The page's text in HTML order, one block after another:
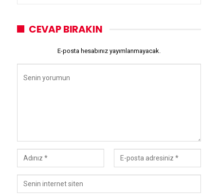
CEVAP BIRAKIN
E-posta hesabınız yayımlanmayacak.